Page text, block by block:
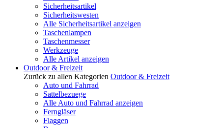
Sicherheitsartikel
Sicherheitswesten
Alle Sicherheitsartikel anzeigen
Taschenlampen
Taschenmesser
Werkzeuge
Alle Artikel anzeigen
Outdoor & Freizeit
Zurück zu allen Kategorien Outdoor & Freizeit
Auto und Fahrrad
Sattelbezuege
Alle Auto und Fahrrad anzeigen
Ferngläser
Flaggen